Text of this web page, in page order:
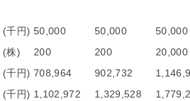
(千円) 50,000 50,000
50,000
(株) 200 200
20,000
(千円) 708,964 902,732
(千円) 1,102,972 1,329,528